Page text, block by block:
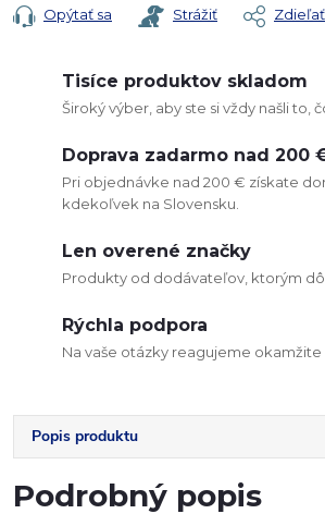
Opýtať sa Strážiť Zdieľať
Tisíce produktov skladom
Široký výber, aby ste si vždy našli to,
Doprava zadarmo nad 200
Pri objednávke nad 200 € získate
kdekoľvek na Slovensku.
Len overené značky
Produkty od dodávateľov, ktorým
Rýchla podpora
Na vaše otázky reagujeme okamžite
Popis produktu
Podrobný popis